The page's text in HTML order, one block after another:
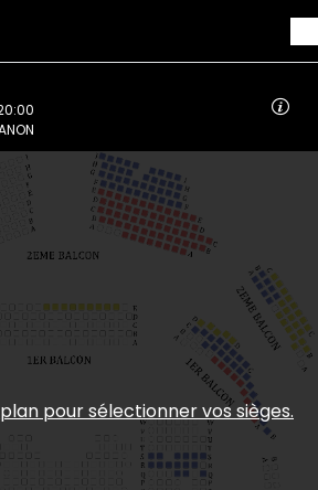
pour sélectionner vos sièges.